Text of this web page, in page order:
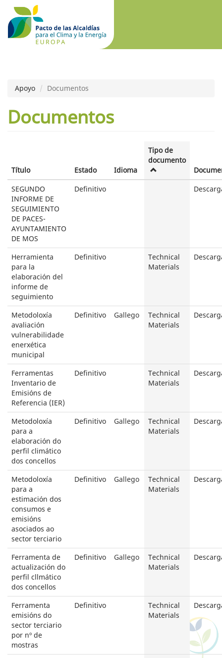
Apoyo Documentos
Documentos
Título Estado Idioma
Tipo de
documento
SEGUNDO
INFORME DE
SEGUIMIENTO
DE PACES-
AYUNTAMIENTO
DE MOS
Definitivo
Herramienta
para la
elaboración del
informe de
seguimiento
Definitivo
Technical
Materials
Metodoloxía
avaliación
vulnerabilidade
enerxética
municipal
Definitivo Gallego
Technical
Materials
Ferramentas
Inventario de
Emisións de
Referencia (IER)
Definitivo
Technical
Materials
Metodoloxía
para a
elaboración do
perfil climático
dos concellos
Definitivo Gallego
Technical
Materials
Metodoloxía
para a
estimación dos
consumos e
emisións
asociados ao
sector terciario
Definitivo Gallego
Technical
Materials
Ferramenta de
actualización do
perfil cllmático
dos concellos
Definitivo Gallego
Technical
Materials
Ferramenta
emisións do
sector terciario
por nº de
mostras
Definitivo
Technical
Materials